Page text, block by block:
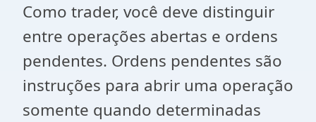
Como trader, você deve distinguir
entre operações abertas e ordens
pendentes. Ordens pendentes são
instruções para abrir uma operação
somente quando determinadas